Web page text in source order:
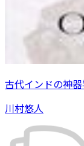
古代インドの神
川村悠人